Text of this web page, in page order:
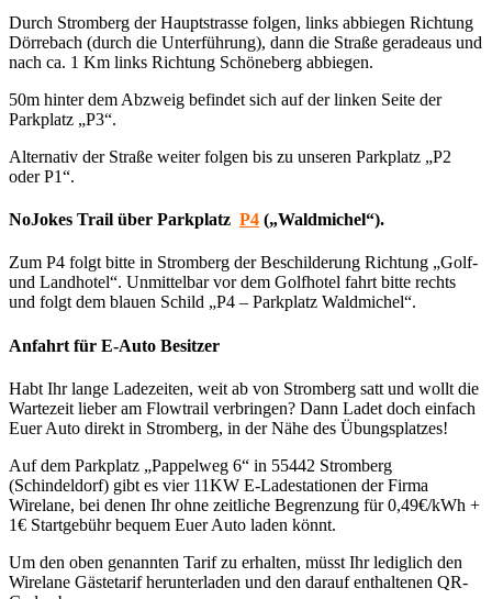
Durch Stromberg der Hauptstrasse folgen, links abbiegen Richtung
Dörrebach (durch die Unterführung), dann die Straße geradeaus und
nach ca. 1 Km links Richtung Schöneberg abbiegen.
50m hinter dem Abzweig befindet sich auf der linken Seite der
Parkplatz „P3“.
Alternativ der Straße weiter folgen bis zu unseren Parkplatz „P2
oder P1“.
NoJokes Trail über Parkplatz P4 („Waldmichel“).
Zum P4 folgt bitte in Stromberg der Beschilderung Richtung „Golf-
und Landhotel“. Unmittelbar vor dem Golfhotel fahrt bitte rechts
und folgt dem blauen Schild „P4 – Parkplatz Waldmichel“.
Anfahrt für E-Auto Besitzer
Habt Ihr lange Ladezeiten, weit ab von Stromberg satt und wollt die
Wartezeit lieber am Flowtrail verbringen? Dann Ladet doch einfach
Euer Auto direkt in Stromberg, in der Nähe des Übungsplatzes!
Auf dem Parkplatz „Pappelweg 6“ in 55442 Stromberg
(Schindeldorf) gibt es vier 11KW E-Ladestationen der Firma
Wirelane, bei denen Ihr ohne zeitliche Begrenzung für 0,49€/kWh +
1€ Startgebühr bequem Euer Auto laden könnt.
Um den oben genannten Tarif zu erhalten, müsst Ihr lediglich den
Wirelane Gästetarif herunterladen und den darauf enthaltenen QR-